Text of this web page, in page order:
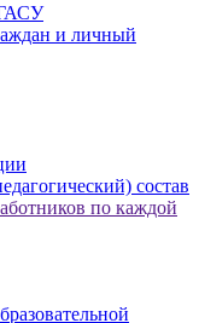
и личный
состав
по каждой